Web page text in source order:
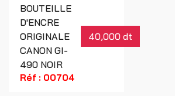
BOUTEILLE
D'ENCRE
ORIGINALE
CANON GI-
490 NOIR
40,000 dt
Réf : 00704